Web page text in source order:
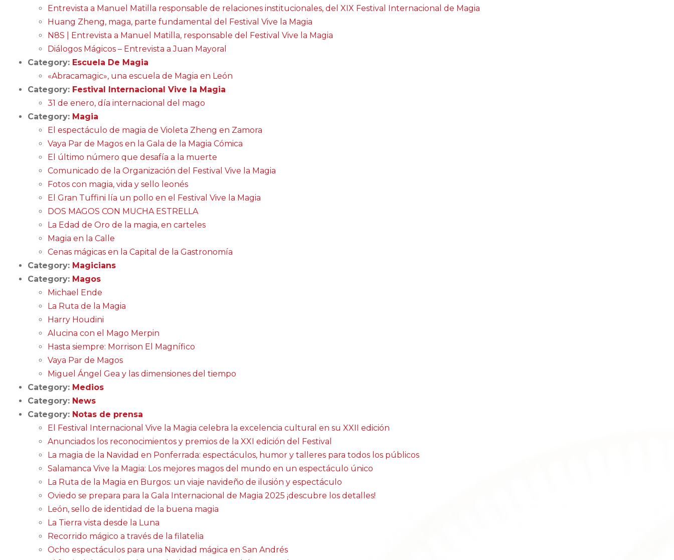
Entrevista a Manuel Matilla responsable de relaciones institucionales, del XIX Festival Internacional de Magia
Huang Zheng, maga, parte fundamental del Festival Vive la Magia
N8S | Entrevista a Manuel Matilla, responsable del Festival Vive la Magia
Diálogos Mágicos – Entrevista a Juan Mayoral
Category: Escuela De Magia
«Abracamagic», una escuela de Magia en León
Category: Festival Internacional Vive la Magia
31 de enero, día internacional del mago
Category: Magia
El espectáculo de magia de Violeta Zheng en Zamora
Vaya Par de Magos en la Gala de la Magia Cómica
El último número que desafía a la muerte
Comunicado de la Organización del Festival Vive la Magia
Fotos con magia, vida y sello leonés
El Gran Tuffini lía un pollo en el Festival Vive la Magia
DOS MAGOS CON MUCHA ESTRELLA
La Edad de Oro de la magia, en carteles
Magia en la Calle
Cenas mágicas en la Capital de la Gastronomía
Category: Magicians
Category: Magos
Michael Ende
La Ruta de la Magia
Harry Houdini
Alucina con el Mago Merpin
Hasta siempre: Morrison El Magnífico
Vaya Par de Magos
Miguel Ángel Gea y las dimensiones del tiempo
Category: Medios
Category: News
Category: Notas de prensa
El Festival Internacional Vive la Magia celebra la excelencia cultural en su XXII edición
Anunciados los reconocimientos y premios de la XXI edición del Festival
La magia de la Navidad en Ponferrada: espectáculos, humor y talleres para todos los públicos
Salamanca Vive la Magia: Los mejores magos del mundo en un espectáculo único
La Ruta de la Magia en Burgos: un viaje navideño de ilusión y espectáculo
Oviedo se prepara para la Gala Internacional de Magia 2025 ¡descubre los detalles!
León, sello de identidad de la buena magia
La Tierra vista desde la Luna
Recorrido mágico a través de la filatelia
Ocho espectáculos para una Navidad mágica en San Andrés